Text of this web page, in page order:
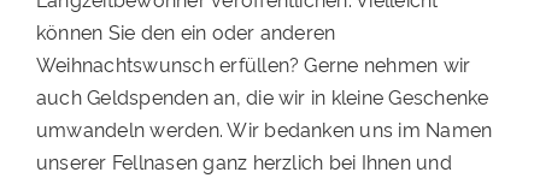
können Sie den ein oder anderen
Weihnachtswunsch erfüllen? Gerne nehmen wir
auch Geldspenden an, die wir in kleine Geschenke
umwandeln werden. Wir bedanken uns im Namen
unserer Fellnasen ganz herzlich bei Ihnen und